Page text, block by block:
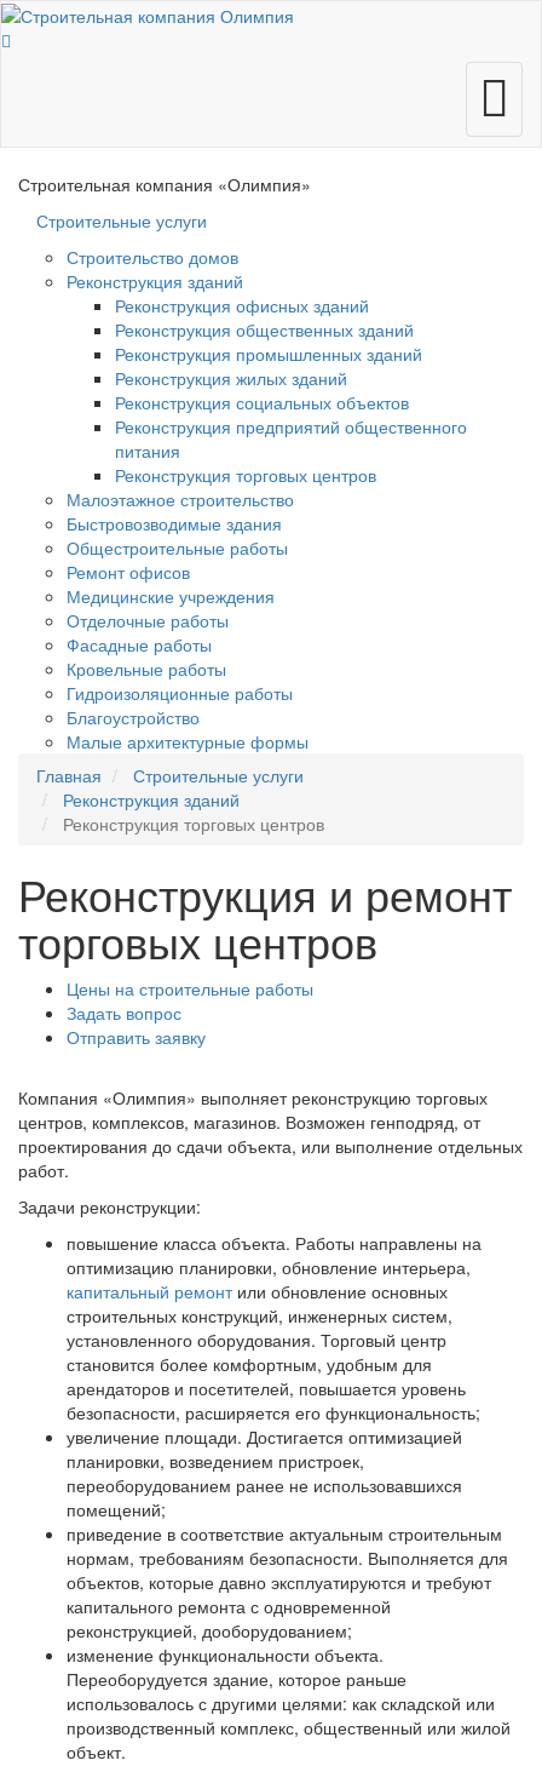
Меню
Строительная компания «Олимпия»
Строительные услуги
Строительство домов
Реконструкция зданий
Реконструкция офисных зданий
Реконструкция общественных зданий
Реконструкция промышленных зданий
Реконструкция жилых зданий
Реконструкция социальных объектов
Реконструкция предприятий общественного
питания
Реконструкция торговых центров
Малоэтажное строительство
Быстровозводимые здания
Общестроительные работы
Ремонт офисов
Медицинские учреждения
Отделочные работы
Фасадные работы
Кровельные работы
Гидроизоляционные работы
Благоустройство
Малые архитектурные формы
Главная
Строительные услуги
Реконструкция зданий
Реконструкция торговых центров
Реконструкция и ремонт
торговых центров
Цены на строительные работы
Задать вопрос
Отправить заявку
Компания «Олимпия» выполняет реконструкцию торговых
центров, комплексов, магазинов. Возможен генподряд, от
проектирования до сдачи объекта, или выполнение отдельных
работ.
Задачи реконструкции:
повышение класса объекта. Работы направлены на
оптимизацию планировки, обновление интерьера,
капитальный ремонтили обновление основных
строительных конструкций, инженерных систем,
установленного оборудования. Торговый центр
становится более комфортным, удобным для
арендаторов и посетителей, повышается уровень
безопасности, расширяется его функциональность;
увеличение площади. Достигается оптимизацией
планировки, возведением пристроек,
переоборудованием ранее не использовавшихся
помещений;
приведение в соответствие актуальным строительным
нормам, требованиям безопасности. Выполняется для
объектов, которые давно эксплуатируются и требуют
капитального ремонта с одновременной
реконструкцией, дооборудованием;
изменение функциональности объекта.
Переоборудуется здание, которое раньше
использовалось с другими целями: как складской или
производственный комплекс, общественный или жилой
объект.